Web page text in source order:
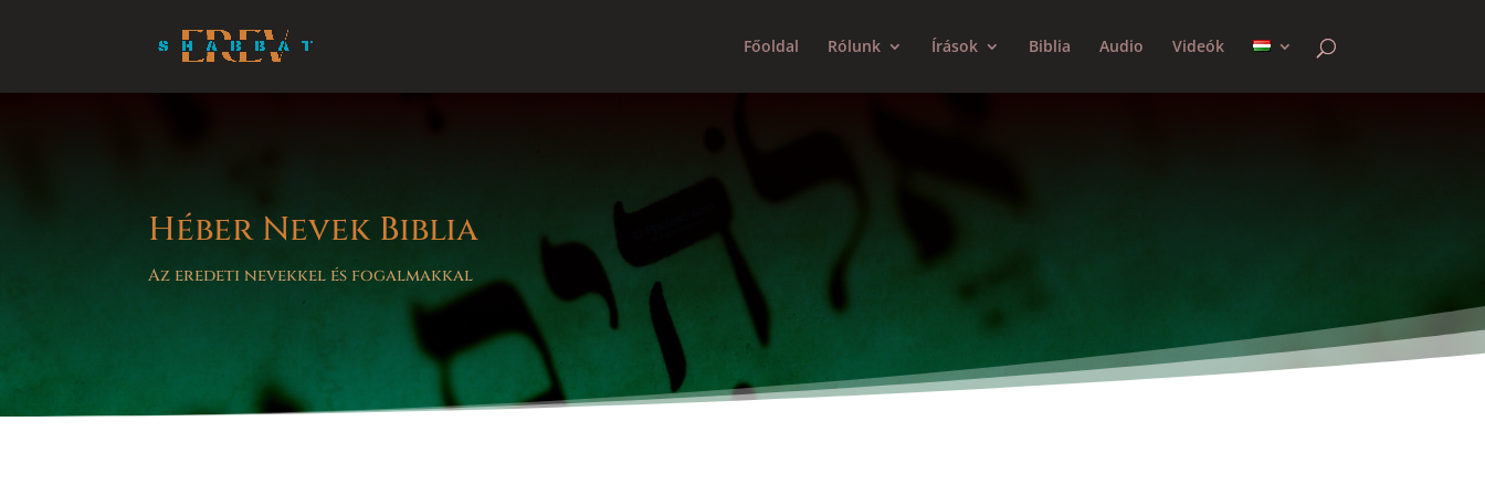
Főoldal Rólunk Írások Biblia Audio Videók
Héber Nevek Biblia
Az eredeti nevekkel és fogalmakkal